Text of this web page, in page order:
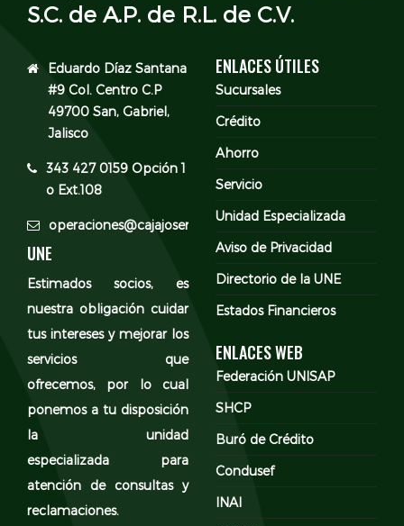
S.C. de A.P. de R.L. de C.V.
Eduardo Díaz Santana
#9 Col. Centro C.P
49700 San, Gabriel,
Jalisco
343 427 0159 Opción 1
o Ext.108
operaciones@cajajosemavelasco.com
UNE
Estimados socios, es
nuestra obligación cuidar
tus intereses y mejorar los
servicios que
ofrecemos, por lo cual
ponemos a tu disposición
la unidad
especializada para
atención de consultas y
reclamaciones.
ENLACES ÚTILES
Sucursales
Crédito
Ahorro
Servicio
Unidad Especializada
Aviso de Privacidad
Directorio de la UNE
Estados Financieros
ENLACES WEB
Federación UNISAP
SHCP
Buró de Crédito
Condusef
INAI